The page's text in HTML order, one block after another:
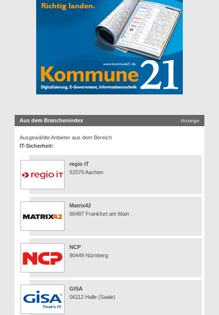
Aus dem Branchenindex Anzeige
Ausgewählte Anbieter aus dem Bereich
IT-Sicherheit:
regio iT
52070 Aachen
Matrix42
60487 Frankfurt am Main
NCP
90449 Nürnberg
GISA
06112 Halle (Saale)